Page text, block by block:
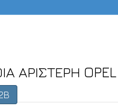
ΑΡΙΣΤΕΡΗ OPEL